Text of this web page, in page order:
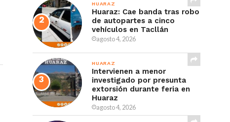
HUARAZ
Huaraz: Cae banda tras robo
de autopartes a cinco
vehículos en Tacllán
agosto 4, 2026
HUARAZ
Intervienen a menor
investigado por presunta
extorsión durante feria en
Huaraz
agosto 4, 2026